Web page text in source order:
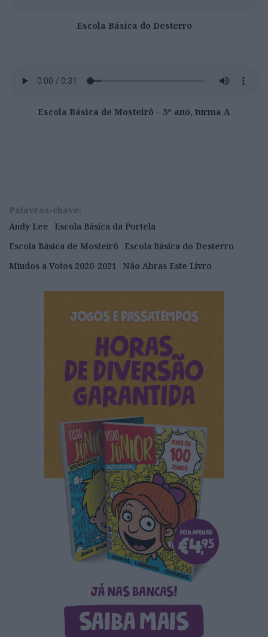
Escola Básica do Desterro
Escola Básica de Mosteirô – 3º ano, turma A
Palavras-chave:
Andy Lee
Escola Básica da Portela
Escola Básica de Mosteirô
Escola Básica do Desterro
Miudos a Votos 2020-2021
Não Abras Este Livro